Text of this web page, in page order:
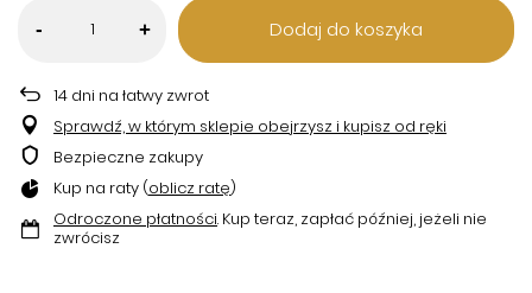
- + Dodaj do koszyka
14 dni na łatwy zwrot
Sprawdź, w którym sklepie obejrzysz i kupisz od ręki
Bezpieczne zakupy
Kup na raty (oblicz ratę)
Odroczone płatności. Kup teraz, zapłać później, jeżeli nie
zwrócisz